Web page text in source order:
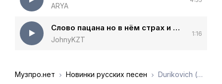
ARYA
Слово пацана но в нём страх и боль
JohnyKZT
1:16
Музпро.нет Новинки русских песен Durikovich (Павел Дуров) - Свой живой интернет